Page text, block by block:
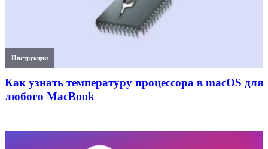
Инструкции
Как узнать температуру процессора в macOS для
любого MacBook